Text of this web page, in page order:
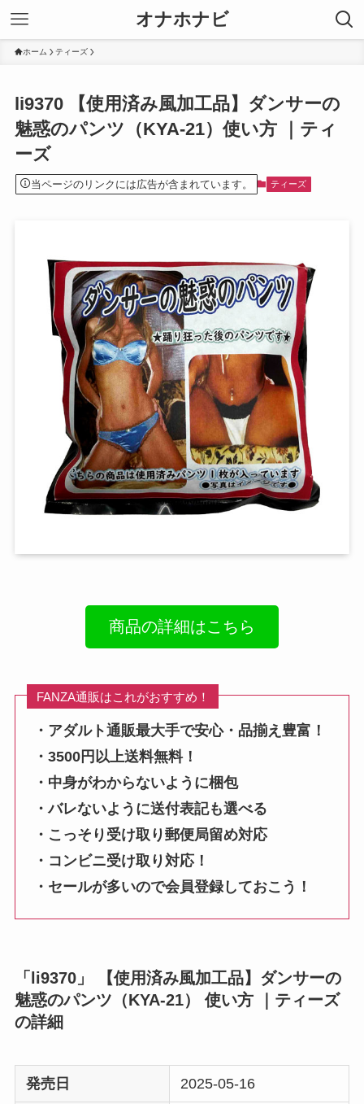
オナホナビ
ホーム ティーズ
li9370 【使用済み風加工品】ダンサーの
魅惑のパンツ（KYA-21）使い方 ｜ティ
ーズ
当ページのリンクには広告が含まれています。 ティーズ
商品の詳細はこちら
FANZA通販はこれがおすすめ！
・アダルト通販最大手で安心・品揃え豊富！
・3500円以上送料無料！
・中身がわからないように梱包
・バレないように送付表記も選べる
・こっそり受け取り郵便局留め対応
・コンビニ受け取り対応！
・セールが多いので会員登録しておこう！
「li9370」 【使用済み風加工品】ダンサーの
魅惑のパンツ（KYA-21） 使い方 ｜ティーズ
の詳細
発売日 2025-05-16